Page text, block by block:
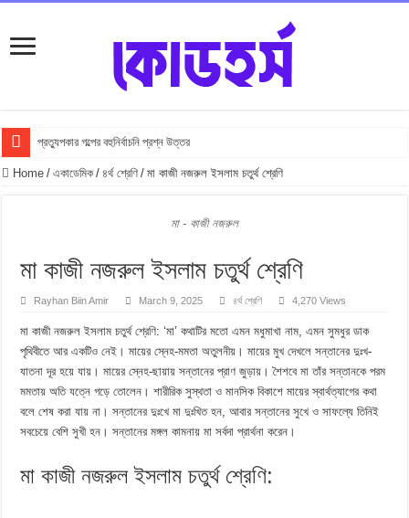
প্রত্যুপকার গল্পের বহুনির্বাচনি প্রশ্ন উত্তর
Top 10 Local Fashion Brands in Bangladesh : Specially for Ladies
সুভা গল্পের সৃজনশীল প্রশ্ন উত্তর
ফুলের বিবাহ গল্পের জ্ঞানমূলক প্রশ্ন উত্তর
ফুলের বিবাহ গল্পের সৃজনশীল প্রশ্ন উত্তর
SSC ফুলের বিবাহ গল্পের বহুনির্বাচনি প্রশ্ন উত্তর
Home / একাডেমিক / ৪র্থ শ্রেণি / মা কাজী নজরুল ইসলাম চতুর্থ শ্রেণি
মা - কাজী নজরুল
মা কাজী নজরুল ইসলাম চতুর্থ শ্রেণি
Rayhan Biin Amir March 9, 2025 ৪র্থ শ্রেণি 4,270 Views
মা কাজী নজরুল ইসলাম চতুর্থ শ্রেণি: ‘মা’ কথাটির মতো এমন মধুমাখা নাম, এমন সুমধুর ডাক
পৃথিবীতে আর একটিও নেই। মায়ের স্নেহ-মমতা অতুলনীয়। মায়ের মুখ দেখলে সন্তানের দুঃখ-
যাতনা দূর হয়ে যায়। মায়ের স্নেহ-ছায়ায় সন্তানের প্রাণ জুড়ায়। শৈশবে মা তাঁর সন্তানকে পরম
মমতায় অতি যত্নে গড়ে তোলেন। শারীরিক সুস্থতা ও মানসিক বিকাশে মায়ের স্বার্থত্যাগের কথা
বলে শেষ করা যায় না। সন্তানের দুঃখে মা দুঃখিত হন, আবার সন্তানের সুখে ও সাফল্যে তিনিই
সবচেয়ে বেশি সুখী হন। সন্তানের মঙ্গল কামনায় মা সর্বদা প্রার্থনা করেন।
মা কাজী নজরুল ইসলাম চতুর্থ শ্রেণি: